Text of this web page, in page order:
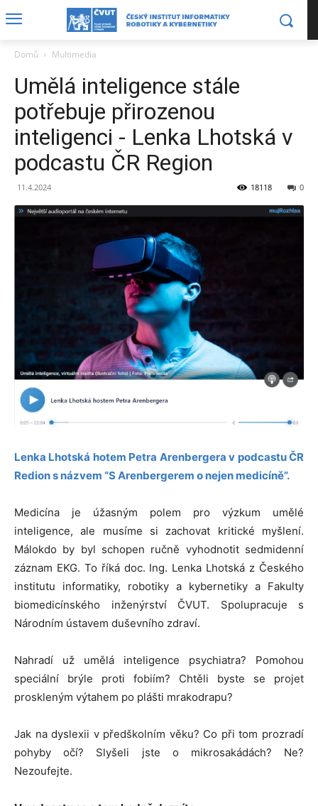
Domů Multimedia
Umělá inteligence stále
potřebuje přirozenou
inteligenci - Lenka Lhotská v
podcastu ČR Region
11.4.2024 0
18118
Lenka Lhotská hotem Petra Arenbergera v podcastu ČR
Redion s názvem “S Arenbergerem o nejen medicíně”.
Medicína je úžasným polem pro výzkum umělé
inteligence, ale musíme si zachovat kritické myšlení.
Málokdo by byl schopen ručně vyhodnotit sedmidenní
záznam EKG. To říká doc. Ing. Lenka Lhotská z Českého
institutu informatiky, robotiky a kybernetiky a Fakulty
biomedicínského inženýrství ČVUT. Spolupracuje s
Národním ústavem duševního zdraví.
Nahradí už umělá inteligence psychiatra? Pomohou
speciální brýle proti fobiím? Chtěli byste se projet
proskleným výtahem po plášti mrakodrapu?
Jak na dyslexii v předškolním věku? Co při tom prozradí
pohyby očí? Slyšeli jste o mikrosakádách? Ne?
Nezoufejte.